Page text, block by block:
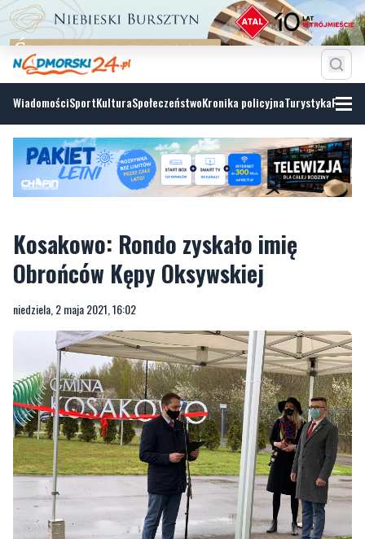
WiadomościSportKulturaSpołeczeństwoKronika policyjnaTurystyka
Kosakowo: Rondo zyskało imię
Obrońców Kępy Oksywskiej
niedziela, 2 maja 2021, 16:02